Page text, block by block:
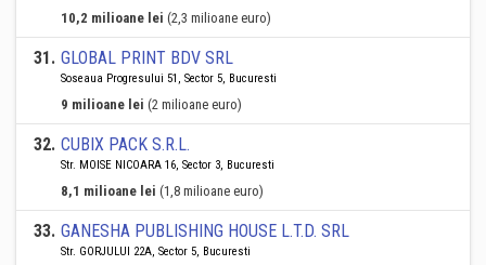
10,2 milioane lei (2,3 milioane euro)
31. GLOBAL PRINT BDV SRL
Soseaua Progresului 51, Sector 5, Bucuresti
9 milioane lei (2 milioane euro)
32. CUBIX PACK S.R.L.
Str. MOISE NICOARA 16, Sector 3, Bucuresti
8,1 milioane lei (1,8 milioane euro)
33. GANESHA PUBLISHING HOUSE L.T.D. SRL
Str. GORJULUI 22A, Sector 5, Bucuresti